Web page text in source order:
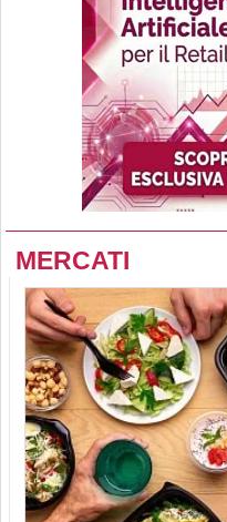
MERCATI